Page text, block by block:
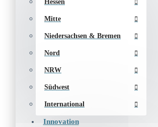
Hessen
Mitte
Niedersachsen & Bremen
Nord
NRW
Südwest
International
Innovation